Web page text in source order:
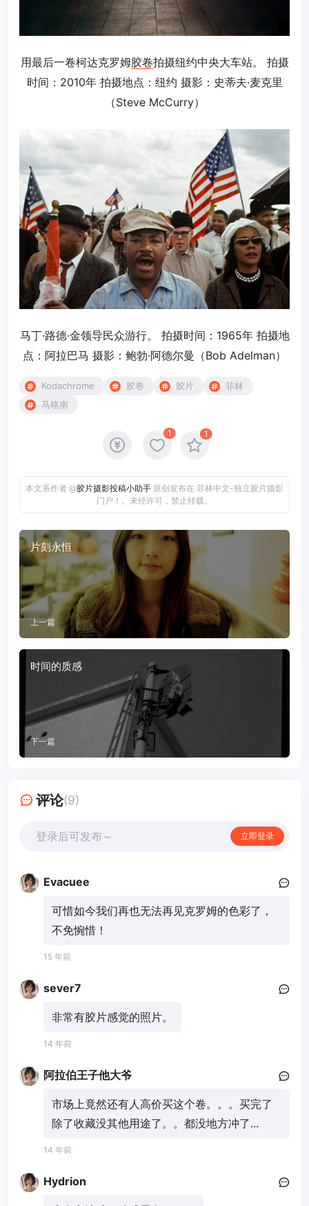
用最后一卷柯达克罗姆胶卷拍摄纽约中央大车站。 拍摄
时间：2010年 拍摄地点：纽约 摄影：史蒂夫·麦克里
（Steve McCurry）
马丁·路德·金领导民众游行。 拍摄时间：1965年 拍摄地
点：阿拉巴马 摄影：鲍勃·阿德尔曼（Bob Adelman）
Kodachrome 胶卷 胶片
菲林
马格南
1 1
本文系作者 @胶片摄影投稿小助手 原创发布在 菲林中文-独立胶片摄影
门户！。未经许可，禁止转载。
片刻永恒
上一篇
时间的质感
下一篇
评论(9)
登录后可发布～ 立即登录
Evacuee
可惜如今我们再也无法再见克罗姆的色彩了，
不免惋惜！
15 年前
sever7
非常有胶片感觉的照片。
14 年前
阿拉伯王子他大爷
市场上竟然还有人高价买这个卷。。。买完了
除了收藏没其他用途了。。都没地方冲了...
14 年前
Hydrion